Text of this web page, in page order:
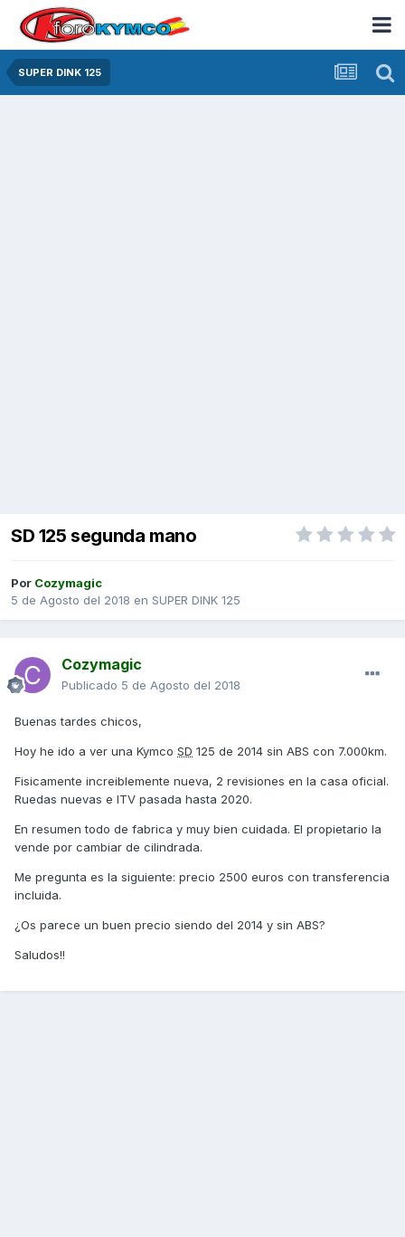
SUPER DINK 125
SD 125 segunda mano
Por Cozymagic
5 de Agosto del 2018 en SUPER DINK 125
Cozymagic
Publicado 5 de Agosto del 2018
Buenas tardes chicos,
Hoy he ido a ver una Kymco SD 125 de 2014 sin ABS con 7.000km.
Fisicamente increiblemente nueva, 2 revisiones en la casa oficial.
Ruedas nuevas e ITV pasada hasta 2020.
En resumen todo de fabrica y muy bien cuidada. El propietario la
vende por cambiar de cilindrada.
Me pregunta es la siguiente: precio 2500 euros con transferencia
incluida.
¿Os parece un buen precio siendo del 2014 y sin ABS?
Saludos!!